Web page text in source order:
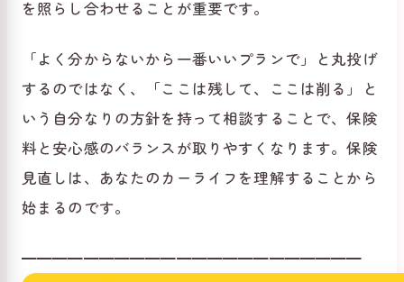
を照らし合わせることが重要です。
「よく分からないから一番いいプランで」と丸投げ
するのではなく、「ここは残して、ここは削る」と
いう自分なりの方針を持って相談することで、保険
料と安心感のバランスが取りやすくなります。保険
見直しは、あなたのカーライフを理解することから
始まるのです。
━━━━━━━━━━━━━━━━━━━━━━